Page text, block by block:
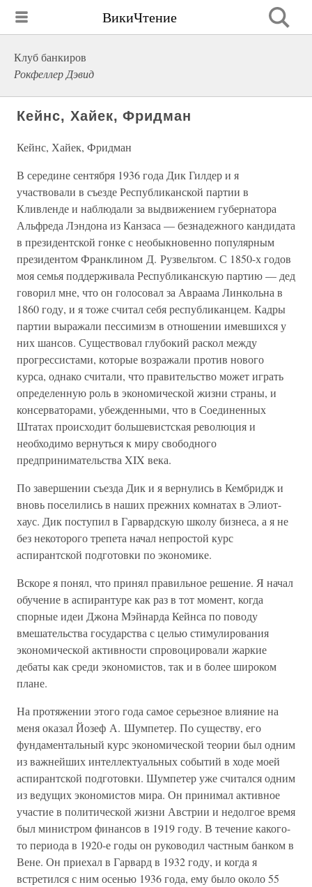
ВикиЧтение
Клуб банкиров
Рокфеллер Дэвид
Кейнс, Хайек, Фридман
Кейнс, Хайек, Фридман
В середине сентября 1936 года Дик Гилдер и я
участвовали в съезде Республиканской партии в
Кливленде и наблюдали за выдвижением губернатора
Альфреда Лэндона из Канзаса — безнадежного кандидата
в президентской гонке с необыкновенно популярным
президентом Франклином Д. Рузвельтом. С 1850-х годов
моя семья поддерживала Республиканскую партию — дед
говорил мне, что он голосовал за Авраама Линкольна в
1860 году, и я тоже считал себя республиканцем. Кадры
партии выражали пессимизм в отношении имевшихся у
них шансов. Существовал глубокий раскол между
прогрессистами, которые возражали против нового
курса, однако считали, что правительство может играть
определенную роль в экономической жизни страны, и
консерваторами, убежденными, что в Соединенных
Штатах происходит большевистская революция и
необходимо вернуться к миру свободного
предпринимательства XIX века.
По завершении съезда Дик и я вернулись в Кембридж и
вновь поселились в наших прежних комнатах в Элиот-
хаус. Дик поступил в Гарвардскую школу бизнеса, а я не
без некоторого трепета начал непростой курс
аспирантской подготовки по экономике.
Вскоре я понял, что принял правильное решение. Я начал
обучение в аспирантуре как раз в тот момент, когда
спорные идеи Джона Мэйнарда Кейнса по поводу
вмешательства государства с целью стимулирования
экономической активности спровоцировали жаркие
дебаты как среди экономистов, так и в более широком
плане.
На протяжении этого года самое серьезное влияние на
меня оказал Йозеф А. Шумпетер. По существу, его
фундаментальный курс экономической теории был одним
из важнейших интеллектуальных событий в ходе моей
аспирантской подготовки. Шумпетер уже считался одним
из ведущих экономистов мира. Он принимал активное
участие в политической жизни Австрии и недолгое время
был министром финансов в 1919 году. В течение какого-
то периода в 1920-е годы он руководил частным банком в
Вене. Он приехал в Гарвард в 1932 году, и когда я
встретился с ним осенью 1936 года, ему было около 55